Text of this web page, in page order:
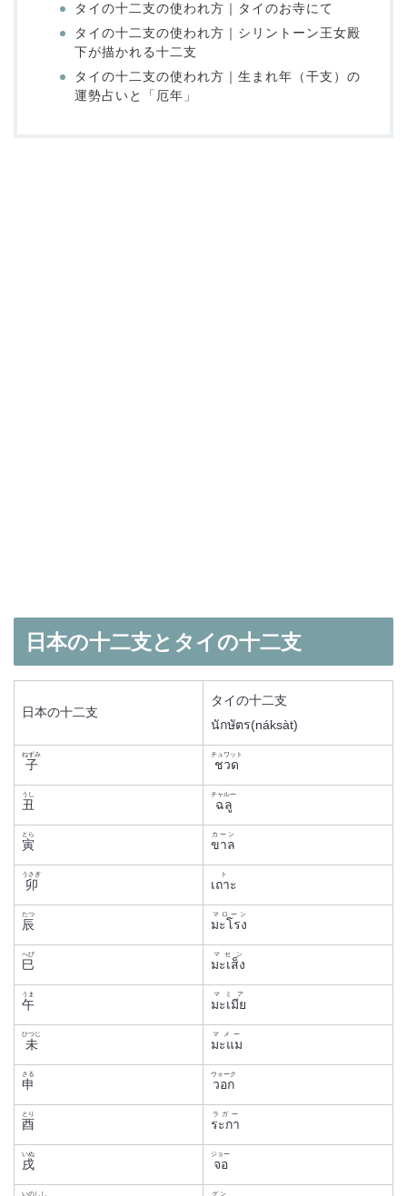
タイの十二支の使われ方｜タイのお寺にて
タイの十二支の使われ方｜シリントーン王女殿
下が描かれる十二支
タイの十二支の使われ方｜生まれ年（干支）の
運勢占いと「厄年」
日本の十二支とタイの十二支
日本の十二支
タイの十二支
นักษัตร(náksàt)
子
ねずみ
ชวด
チュワット
丑
うし
ฉลู
チャルー
寅
とら
ขาล
カーン
卯
うさぎ
เถาะ
ト
辰
たつ
มะโรง
マローン
巳
へび
มะเส็ง
マセン
午
うま
มะเมีย
マミア
未
ひつじ
มะแม
マメー
申
さる
วอก
ウォーク
酉
とり
ระกา
ラガー
戌
いぬ
จอ
ジョー
いのしし グン